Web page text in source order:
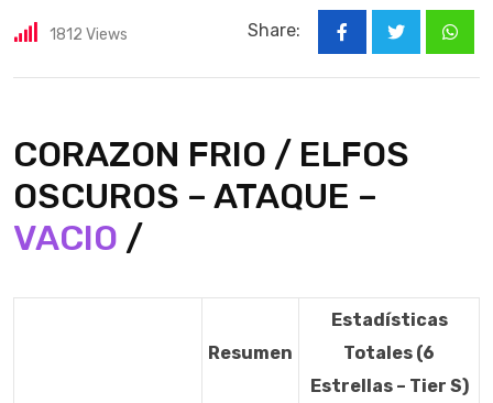
1812 Views Share:
CORAZON FRIO / ELFOS
OSCUROS – ATAQUE –
VACIO /
Resumen
Estadísticas
Totales (6
Estrellas – Tier S)